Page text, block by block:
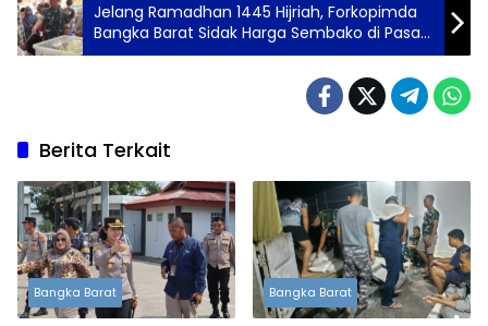
Jelang Ramadhan 1445 Hijriah, Forkopimda
Bangka Barat Sidak Harga Sembako di Pasar
Mentok
Berita Terkait
Bangka Barat Bangka Barat